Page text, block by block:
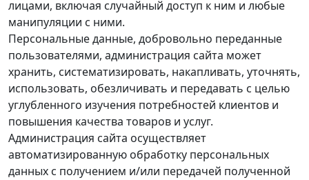
лицами, включая случайный доступ к ним и любые
манипуляции с ними.
Персональные данные, добровольно переданные
пользователями, администрация сайта может
хранить, систематизировать, накапливать, уточнять,
использовать, обезличивать и передавать с целью
углубленного изучения потребностей клиентов и
повышения качества товаров и услуг.
Администрация сайта осуществляет
автоматизированную обработку персональных
данных с получением и/или передачей полученной